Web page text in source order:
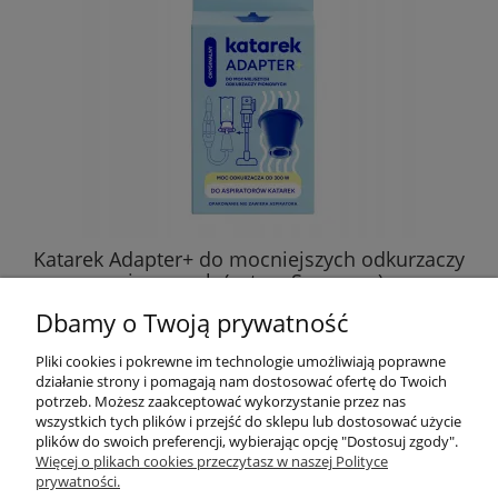
Katarek Adapter+ do mocniejszych odkurzaczy
pionowych (w tym Samsung)
29,89 zł
DO KOSZYKA
Dbamy o Twoją prywatność
Pliki cookies i pokrewne im technologie umożliwiają poprawne
działanie strony i pomagają nam dostosować ofertę do Twoich
potrzeb. Możesz zaakceptować wykorzystanie przez nas
wszystkich tych plików i przejść do sklepu lub dostosować użycie
plików do swoich preferencji, wybierając opcję "Dostosuj zgody".
Więcej o plikach cookies przeczytasz w naszej Polityce
prywatności.